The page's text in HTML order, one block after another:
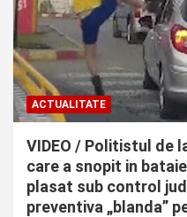
ACTUALITATE
VIDEO / Politistul de
care a snopit in
plasat sub control
preventiva „blanda”